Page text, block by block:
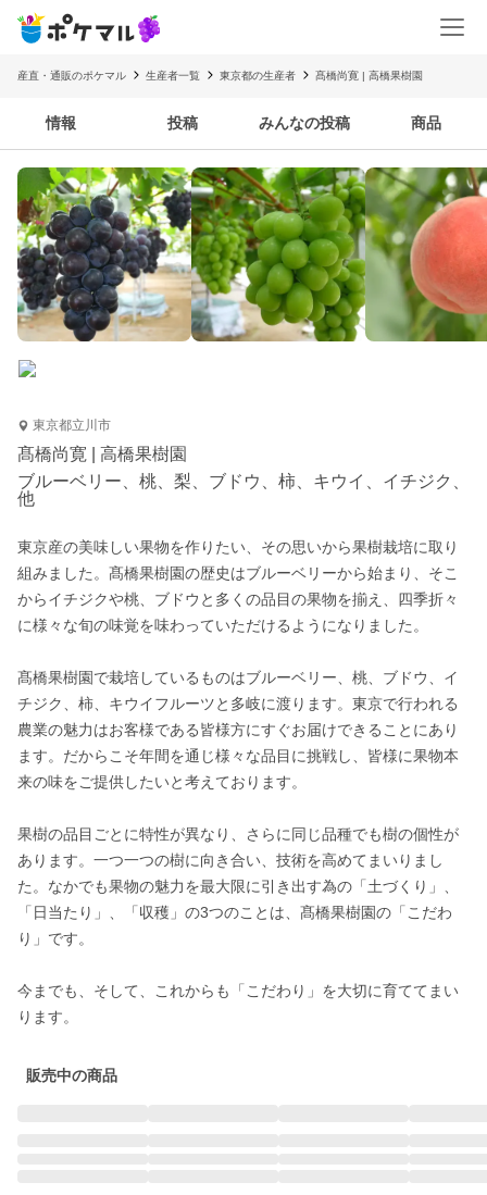
産直・通販のポケマル 生産者一覧 東京都の生産者 髙橋尚寛 | 高橋果樹園
情報 投稿 みんなの投稿 商品
東京都立川市
髙橋尚寛 | 高橋果樹園
ブルーベリー、桃、梨、ブドウ、柿、キウイ、イチジク、
他
東京産の美味しい果物を作りたい、その思いから果樹栽培に取り
組みました。髙橋果樹園の歴史はブルーベリーから始まり、そこ
からイチジクや桃、ブドウと多くの品目の果物を揃え、四季折々
に様々な旬の味覚を味わっていただけるようになりました。
髙橋果樹園で栽培しているものはブルーベリー、桃、ブドウ、イ
チジク、柿、キウイフルーツと多岐に渡ります。東京で行われる
農業の魅力はお客様である皆様方にすぐお届けできることにあり
ます。だからこそ年間を通じ様々な品目に挑戦し、皆様に果物本
来の味をご提供したいと考えております。
果樹の品目ごとに特性が異なり、さらに同じ品種でも樹の個性が
あります。一つ一つの樹に向き合い、技術を高めてまいりまし
た。なかでも果物の魅力を最大限に引き出す為の「土づくり」、
「日当たり」、「収穫」の3つのことは、髙橋果樹園の「こだわ
り」です。
今までも、そして、これからも「こだわり」を大切に育ててまい
ります。
販売中の商品